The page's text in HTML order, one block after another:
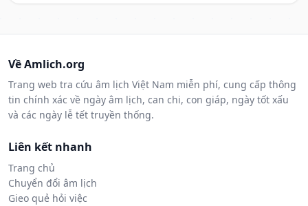
Về Amlich.org
Trang web tra cứu âm lịch Việt Nam miễn phí, cung cấp thông
tin chính xác về ngày âm lịch, can chi, con giáp, ngày tốt xấu
và các ngày lễ tết truyền thống.
Liên kết nhanh
Trang chủ
Chuyển đổi âm lịch
Gieo quẻ hỏi việc